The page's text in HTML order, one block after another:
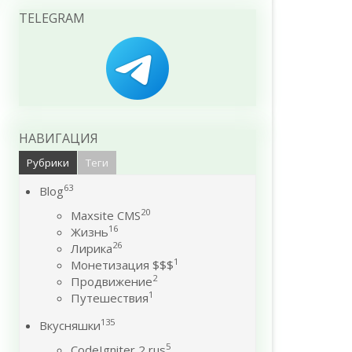
TELEGRAM
НАВИГАЦИЯ
Рубрики Теги
Blog63
Maxsite CMS20
Жизнь16
Лирика26
Монетизация $$$1
Продвижение2
Путешествия1
Вкусняшки135
5